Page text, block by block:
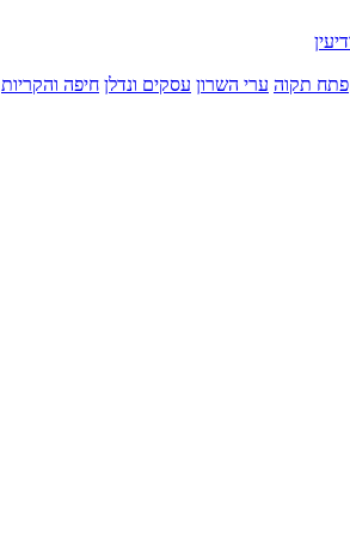
פתח תקוה ערי השרון עסקים ונדלן חיפה והקריות